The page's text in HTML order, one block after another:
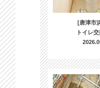
[唐津市
トイレ